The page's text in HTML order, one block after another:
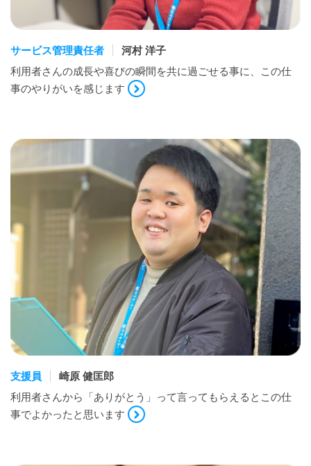
サービス管理責任者
河村 洋子
利用者さんの成長や喜びの瞬間を共に過ごせる事に、この仕
事のやりがいを感じます
支援員
崎原 健匡郎
利用者さんから「ありがとう」って言ってもらえるとこの仕
事でよかったと思います